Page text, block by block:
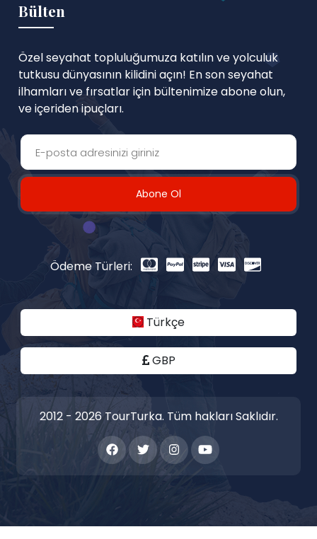
Bülten
Özel seyahat topluluğumuza katılın ve yolculuk
tutkusu dünyasının kilidini açın! En son seyahat
ilhamları ve fırsatlar için bültenimize abone olun,
ve içeriden ipuçları.
Abone Ol
Ödeme Türleri:
Türkçe
GBP
2012 - 2026 TourTurka. Tüm hakları Saklıdır.